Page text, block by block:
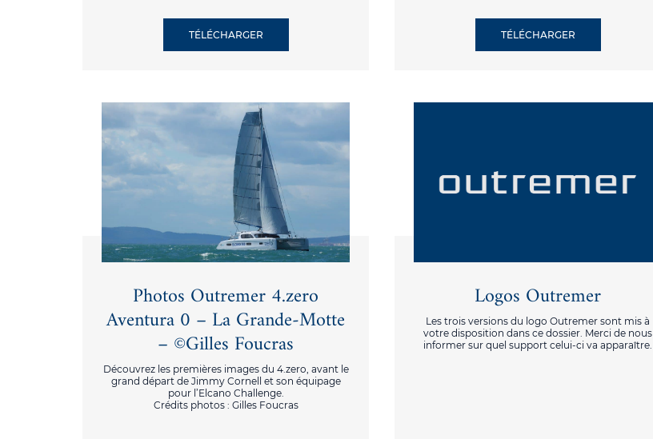
TÉLÉCHARGER TÉLÉCHARGER
Photos Outremer 4.zero
Aventura 0 – La Grande-Motte
– ©Gilles Foucras
Découvrez les premières images du 4.zero, avant le
grand départ de Jimmy Cornell et son équipage
pour l’Elcano Challenge.
Crédits photos : Gilles Foucras
Logos Outremer
Les trois versions du logo Outremer sont mis à
votre disposition dans ce dossier. Merci de nous
informer sur quel support celui-ci va apparaître.